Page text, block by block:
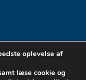
DIN
I
oplevelse af
læse cookie og